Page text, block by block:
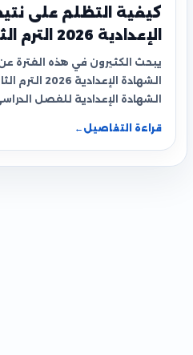
كيفية التظلم على
الإعدادية 2026 الترم الثاني
يبحث الكثيرون في هذه الفترة
الشهادة
الشهادة الإعدادية للفصل
قراءة التفاصيل ←